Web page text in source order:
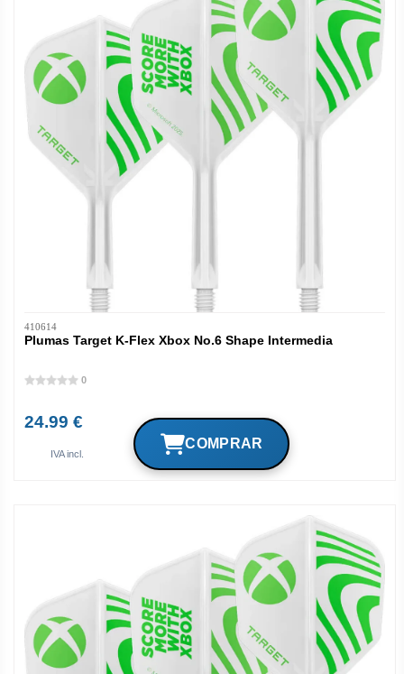
410614
Plumas Target K-Flex Xbox No.6 Shape Intermedia
0
24.99 €
IVA incl.